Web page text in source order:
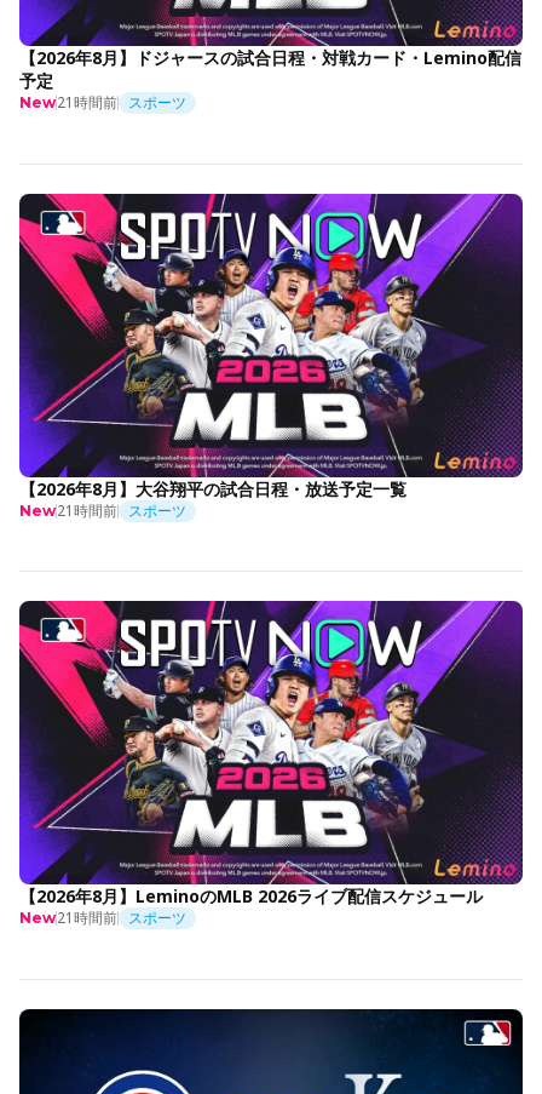
【2026年8月】ドジャースの試合日程・対戦カード・Lemino配信
予定
New21時間前 スポーツ
【2026年8月】大谷翔平の試合日程・放送予定一覧
New21時間前 スポーツ
【2026年8月】LeminoのMLB 2026ライブ配信スケジュール
New21時間前 スポーツ